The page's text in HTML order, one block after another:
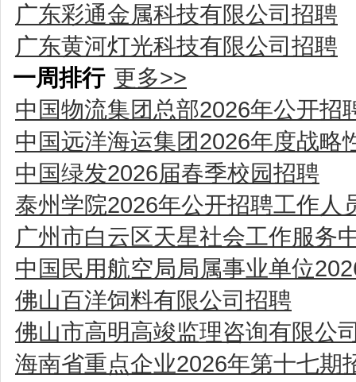
广东彩通金属科技有限公司招聘
广东黄河灯光科技有限公司招聘
一周排行 更多>>
中国物流集团总部2026年公开招
中国远洋海运集团2026年度战略
中国绿发2026届春季校园招聘
泰州学院2026年公开招聘工作人
广州市白云区天星社会工作服务
中国民用航空局局属事业单位
佛山百洋饲料有限公司招聘
佛山市高明高竣监理咨询有限公
海南省重点企业2026年第十七期